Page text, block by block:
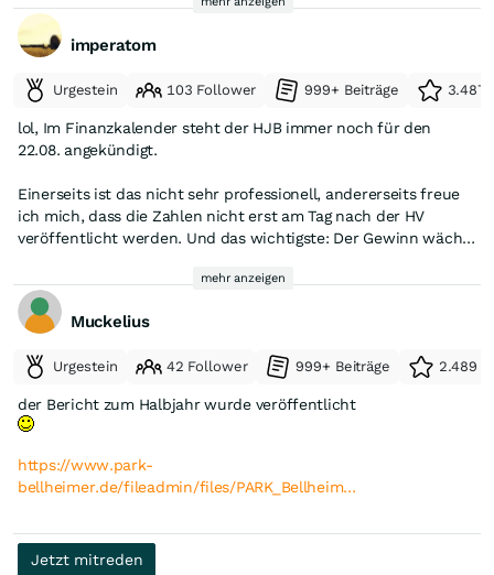
nächsten HV noch nicht zu erwarten, dafür aber gute
Gewinne. Die Verlustvorträge in der KG, die bisher eine
2025 zu Ende
vorzeitig rückzahlbar (auch nicht das Vorstandsdarlehen),
trotz sehr hoher Liquidität im Konzern
Wahrscheinlichkeit weiteren Schadenersatz für die
Gesellschaft einbringen
Personalkosten haben sich wieder normalisiert und lagen in
Ungenutztes, aber attraktives Bauland im Besitz des
Konzerns könnte künftig genutzt werden, um weitere Werte
zu heben
imperatom
Urgestein 103 Follower 999+ Beiträge 3.487
lol, Im Finanzkalender steht der HJB immer noch für den
22.08. angekündigt.
Einerseits ist das nicht sehr professionell, andererseits freue
ich mich, dass die Zahlen nicht erst am Tag nach der HV
veröffentlicht werden. Und das wichtigste: Der Gewinn wächst
Ausschüttungsfähigkeit.
mehr anzeigen
Muckelius
Urgestein 42 Follower 999+ Beiträge 2.489
der Bericht zum Halbjahr wurde veröffentlicht
https://www.park-
bellheimer.de/fileadmin/files/PARK_Bellheim…
Jetzt mitreden